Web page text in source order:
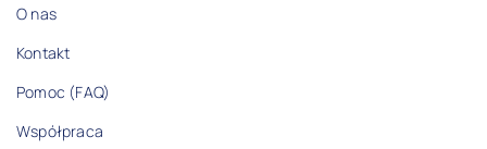
Ocena
5
O nas
Kontakt
Pomoc (FAQ)
Współpraca